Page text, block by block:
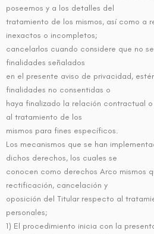
poseemos y a los detalles del
tratamiento de los mismos, así como a
inexactos o incompletos;
cancelarlos cuando considere que no
finalidades señalados
en el presente aviso de privacidad,
finalidades no consentidas o
haya finalizado la relación contractual
al tratamiento de los
mismos para fines específicos.
Los mecanismos que se han
dichos derechos, los cuales se
conocen como derechos Arco mismos
rectificación, cancelación y
oposición del Titular respecto al
personales;
1) El procedimiento inicia con la